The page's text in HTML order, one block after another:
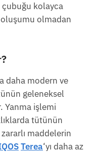
kolayca
oluşumu olmadan
daha modern ve
geleneksel
Yanma işlemi
tütünün
zararlı maddelerin
Terea‘yı daha az